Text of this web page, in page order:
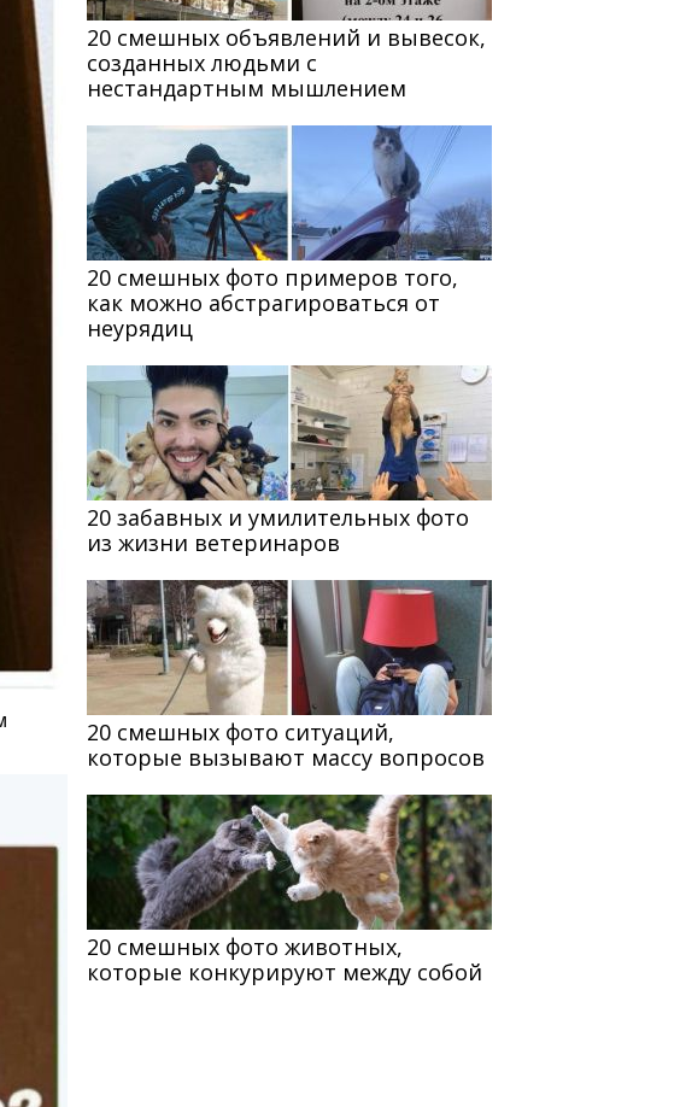
20 смешных объявлений и вывесок,
созданных людьми с
нестандартным мышлением
20 смешных фото примеров того,
как можно абстрагироваться от
неурядиц
20 забавных и умилительных фото
из жизни ветеринаров
20 смешных фото ситуаций,
которые вызывают массу вопросов
20 смешных фото животных,
которые конкурируют между собой